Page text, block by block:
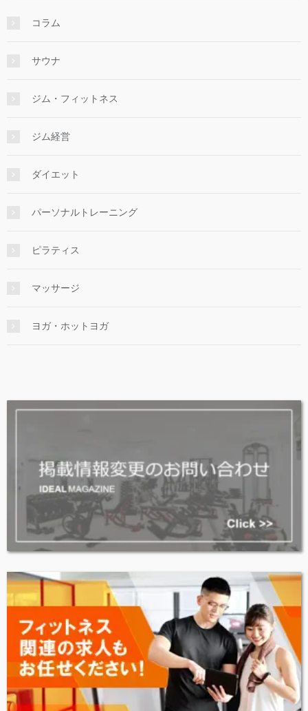
コラム
サウナ
ジム・フィットネス
ジム経営
ダイエット
パーソナルトレーニング
ピラティス
マッサージ
ヨガ・ホットヨガ